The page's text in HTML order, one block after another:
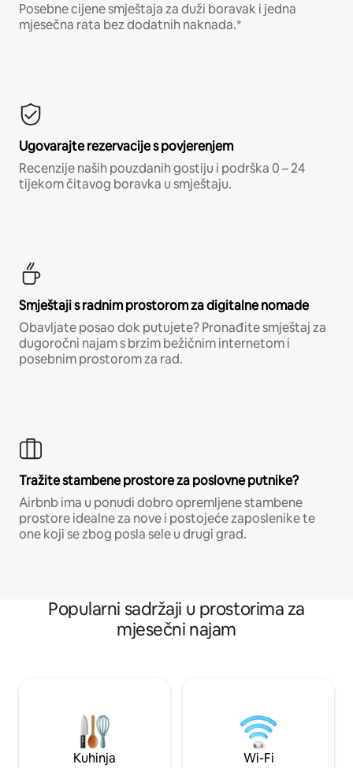
Posebne cijene smještaja za duži boravak i jedna
mjesečna rata bez dodatnih naknada.*
Ugovarajte rezervacije s povjerenjem
Recenzije naših pouzdanih gostiju i podrška 0 – 24
tijekom čitavog boravka u smještaju.
Smještaji s radnim prostorom za digitalne nomade
Obavljate posao dok putujete? Pronađite smještaj za
dugoročni najam s brzim bežičnim internetom i
posebnim prostorom za rad.
Tražite stambene prostore za poslovne putnike?
Airbnb ima u ponudi dobro opremljene stambene
prostore idealne za nove i postojeće zaposlenike te
one koji se zbog posla sele u drugi grad.
Popularni sadržaji u prostorima za
mjesečni najam
Kuhinja Wi-Fi